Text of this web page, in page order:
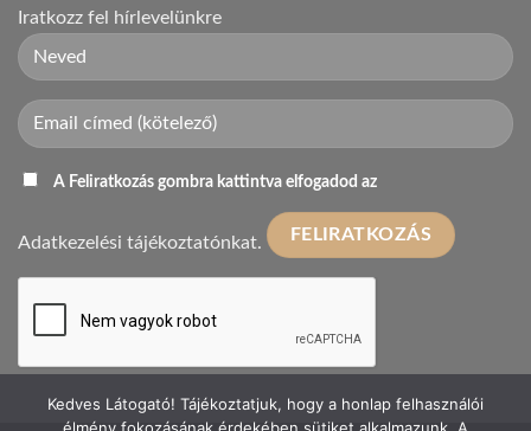
Iratkozz fel hírlevelünkre
A Feliratkozás gombra kattintva elfogadod az
Adatkezelési tájékoztatónkat.
Kedves Látogató! Tájékoztatjuk, hogy a honlap felhasználói